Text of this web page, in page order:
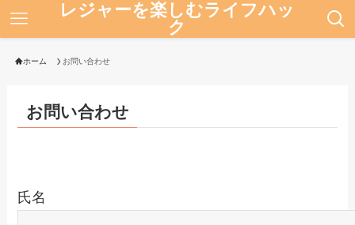
レジャーを楽しむライフハッ
ク
ホーム お問い合わせ
お問い合わせ
氏名